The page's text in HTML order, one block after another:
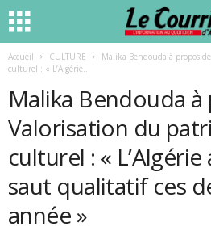
Accueil CULTURE
Malika Bendouda à propos
culturel : « L’Algérie...
Malika Bendouda
Valorisation du
culturel : «
saut qualitatif ces
année »